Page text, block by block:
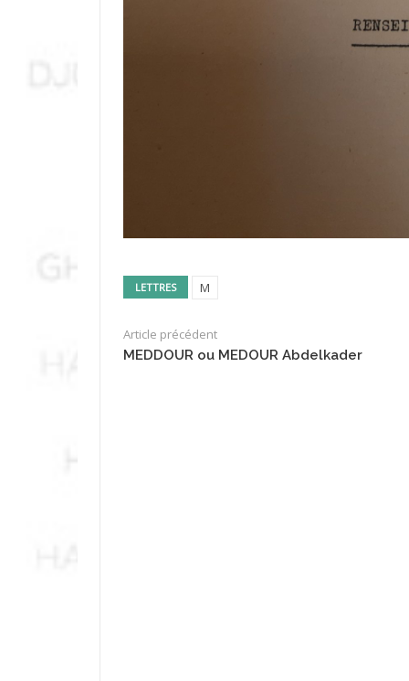
LETTRES M
Article précédent
MEDDOUR ou MEDOUR Abdelkader